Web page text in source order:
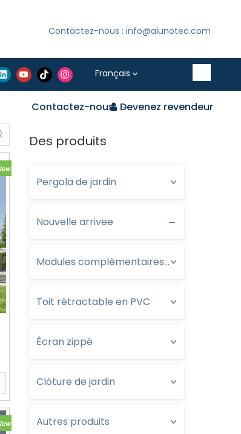
Contactez-nous : info@alunotec.com
Français
Contactez-nous Devenez revendeur
Des produits
Pergola de jardin
Nouvelle arrivee
Modules complémentaires optionnels pour pergola
Toit rétractable en PVC
Écran zippé
Clôture de jardin
Autres produits